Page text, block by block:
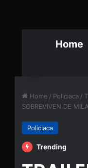
Home
Home / Policiaca /
SOBREVIVEN DE
Policiaca
Trending